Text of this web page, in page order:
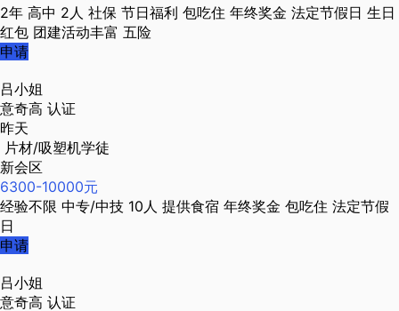
2年 高中 2人 社保 节日福利 包吃住 年终奖金 法定节假日 生日
红包 团建活动丰富 五险
申请
吕小姐
意奇高 认证
昨天
片材/吸塑机学徒
新会区
6300-10000元
经验不限 中专/中技 10人 提供食宿 年终奖金 包吃住 法定节假
日
申请
吕小姐
意奇高 认证